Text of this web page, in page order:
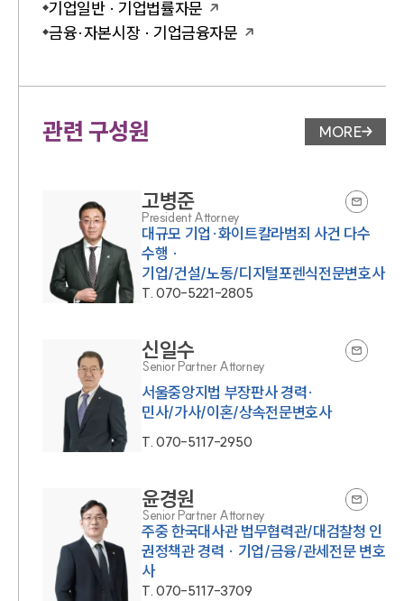
기업일반 · 기업법률자문
금융·자본시장 · 기업금융자문
관련 구성원 변호사 페
MORE
고병준
President Attorney
대규모 기업·화이트칼라범죄 사건 다수
수행 ·
기업/건설/노동/디지털포렌식전문변호사
T.070-5221-2805
신일수
Senior Partner Attorney
서울중앙지법 부장판사 경력·
민사/가사/이혼/상속전문변호사
T.070-5117-2950
윤경원
Senior Partner Attorney
주중 한국대사관 법무협력관/대검찰청 인
권정책관 경력 · 기업/금융/관세전문 변호
사
T.070-5117-3709